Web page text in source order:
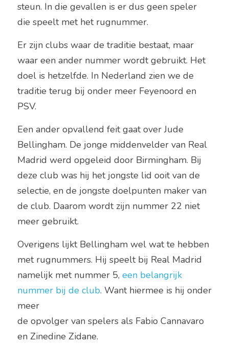
steun. In die gevallen is er dus geen speler
die speelt met het rugnummer.
Er zijn clubs waar de traditie bestaat, maar
waar een ander nummer wordt gebruikt. Het
doel is hetzelfde. In Nederland zien we de
traditie terug bij onder meer Feyenoord en
PSV.
Een ander opvallend feit gaat over Jude
Bellingham. De jonge middenvelder van Real
Madrid werd opgeleid door Birmingham. Bij
deze club was hij het jongste lid ooit van de
selectie, en de jongste doelpunten maker van
de club. Daarom wordt zijn nummer 22 niet
meer gebruikt.
Overigens lijkt Bellingham wel wat te hebben
met rugnummers. Hij speelt bij Real Madrid
namelijk met nummer 5, een belangrijk
nummer bij de club. Want hiermee is hij onder
meer
de opvolger van spelers als Fabio Cannavaro
en Zinedine Zidane.